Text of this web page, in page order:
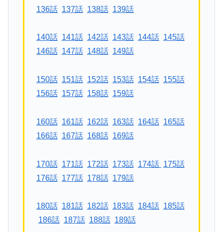
136話 137話 138話 139話
140話 141話 142話 143話 144話 145話
146話 147話 148話 149話
150話 151話 152話 153話 154話 155話
156話 157話 158話 159話
160話 161話 162話 163話 164話 165話
166話 167話 168話 169話
170話 171話 172話 173話 174話 175話
176話 177話 178話 179話
180話 181話 182話 183話 184話 185話
186話 187話 188話 189話